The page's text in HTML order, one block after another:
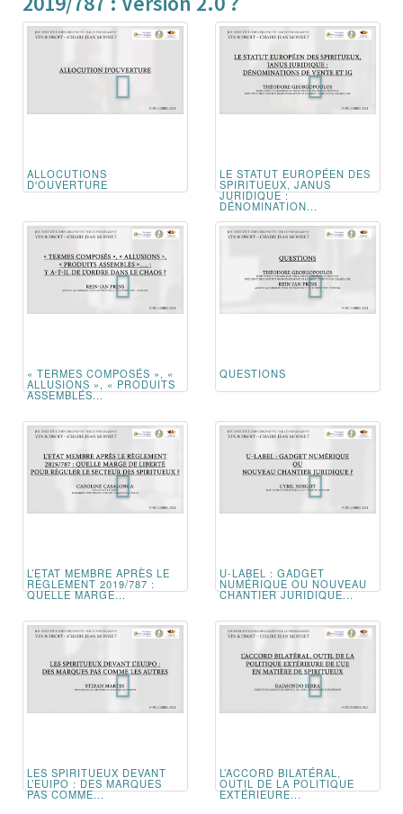
ALLOCUTIONS
D'OUVERTURE
LE STATUT EUROPÉEN DES
SPIRITUEUX, JANUS
JURIDIQUE :
DÉNOMINATION...
« TERMES COMPOSÉS », «
ALLUSIONS », « PRODUITS
ASSEMBLÉS...
QUESTIONS
L’ETAT MEMBRE APRÈS LE
RÈGLEMENT 2019/787 :
QUELLE MARGE...
U-LABEL : GADGET
NUMÉRIQUE OU NOUVEAU
CHANTIER JURIDIQUE...
LES SPIRITUEUX DEVANT
L’EUIPO : DES MARQUES
PAS COMME...
L’ACCORD BILATÉRAL,
OUTIL DE LA POLITIQUE
EXTÉRIEURE...